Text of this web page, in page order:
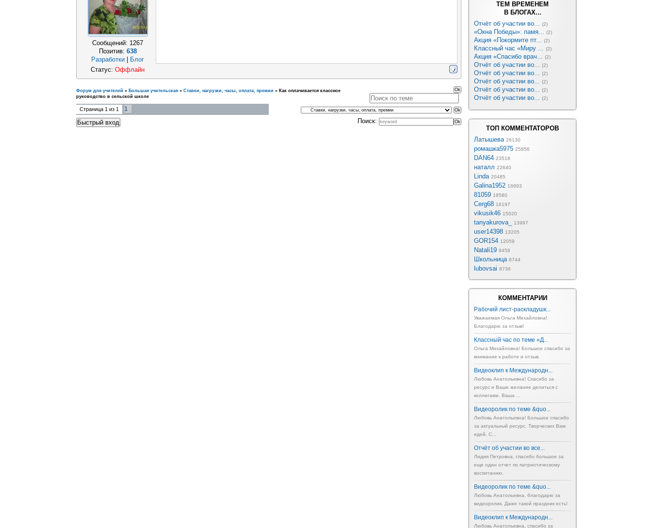
Сообщений: 1267
Позитив: 638
Разработки
Блог
Статус: Оффлайн
Форум для учителей » Большая учительская » Ставки, нагрузки, часы, оплата, премии » Как оплачивается классное
руководство в сельской школе
Страница 1 из 1
1
Поиск:
ТЕМ ВРЕМЕНЕМ
В БЛОГАХ...
Отчёт об участии во... (2)
«Окна Победы»: памя... (2)
Акция «Покормите пт... (2)
Классный час «Миру ... (2)
Акция «Спасибо врач... (2)
Отчёт об участии во... (2)
Отчёт об участии во... (2)
Отчёт об участии во... (2)
Отчёт об участии во... (2)
Отчёт об участии во... (2)
ТОП КОММЕНТАТОРОВ
Латышева 26130
ромашка5975 25856
DAN64 23518
наталл 22640
Linda 20485
Galina1952 18893
81059 18580
Cerg68 16197
vikusik46 15020
tanyakurova_ 13997
user14398 13205
GOR154 12059
Natali19 9458
Школьница 8744
lubovsai 8736
КОММЕНТАРИИ
Рабочий лист-раскладушк...
Уважаемая Ольга Михайловна!
Благодарю за отзыв!
Классный час по теме «Д...
Ольга Михайловна! Большое спасибо за
внимание к работе и отзыв.
Видеоклип к Международн...
Любовь Анатольевна! Спасибо за
ресурс и Ваше желание делиться с
коллегами. Ваша ...
Видеоролик по теме &quo...
Любовь Анатольевна! Большое спасибо
за актуальный ресурс. Творческих Вам
идей. С...
Отчёт об участии во все...
Лидия Петровна, спасибо большое за
еще один отчет по патриотическому
воспитанию.
Видеоролик по теме &quo...
Любовь Анатольевна, благодарю за
видеоролик. Даже такой праздник есть!
Видеоклип к Международн...
Любовь Анатольевна, спасибо за